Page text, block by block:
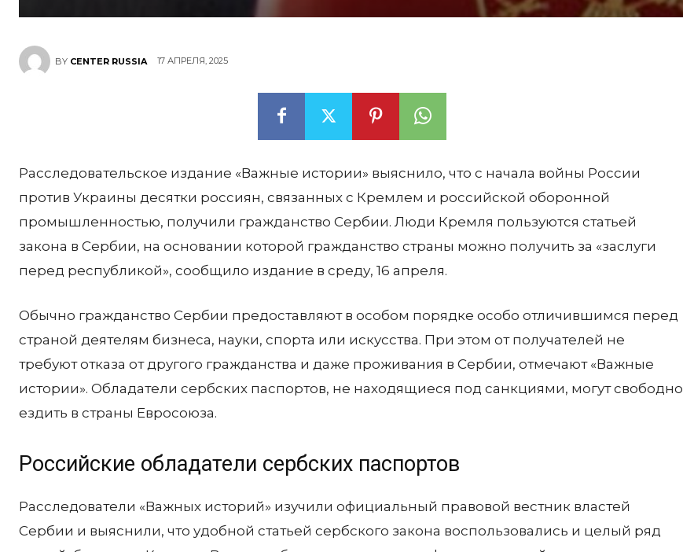
BY CENTER RUSSIA 17 АПРЕЛЯ, 2025
Расследовательское издание «Важные истории» выяснило, что с начала войны России
против Украины десятки россиян, связанных с Кремлем и российской оборонной
промышленностью, получили гражданство Сербии. Люди Кремля пользуются статьей
закона в Сербии, на основании которой гражданство страны можно получить за «заслуги
перед республикой», сообщило издание в среду, 16 апреля.
Обычно гражданство Сербии предоставляют в особом порядке особо отличившимся перед
страной деятелям бизнеса, науки, спорта или искусства. При этом от получателей не
требуют отказа от другого гражданства и даже проживания в Сербии, отмечают «Важные
истории». Обладатели сербских паспортов, не находящиеся под санкциями, могут свободно
ездить в страны Евросоюза.
Российские обладатели сербских паспортов
Расследователи «Важных историй» изучили официальный правовой вестник властей
Сербии и выяснили, что удобной статьей сербского закона воспользовались и целый ряд